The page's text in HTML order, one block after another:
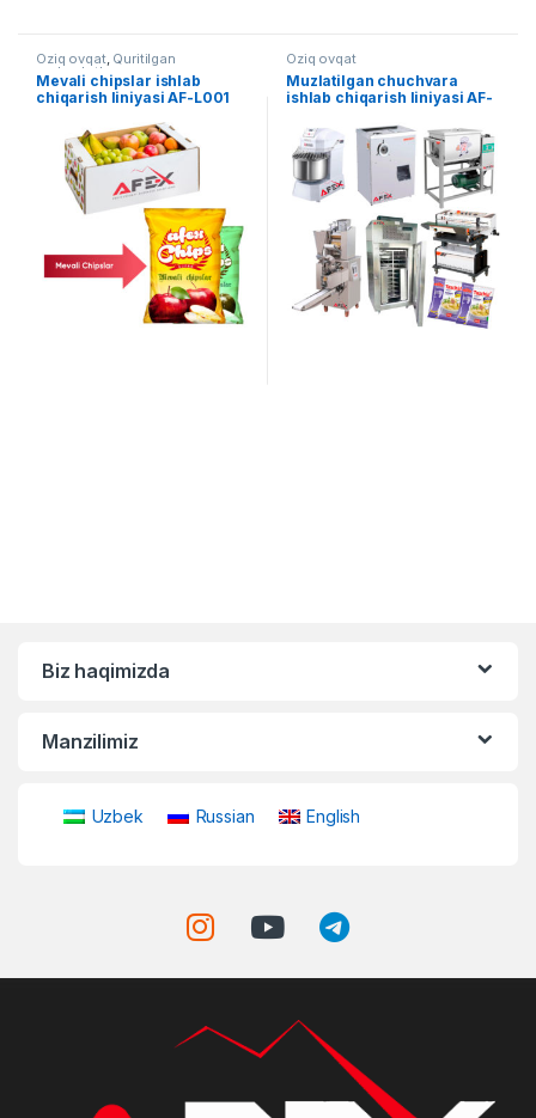
Oziq ovqat, Quritilgan
mahsulotlar
Mevali chipslar ishlab
chiqarish liniyasi AF-L001
Oziq ovqat
Muzlatilgan chuchvara
ishlab chiqarish liniyasi AF-
Biz haqimizda
Manzilimiz
Uzbek Russian English